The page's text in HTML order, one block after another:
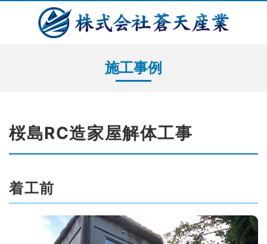
施工事例
桜島RC造家屋解体工事
着工前